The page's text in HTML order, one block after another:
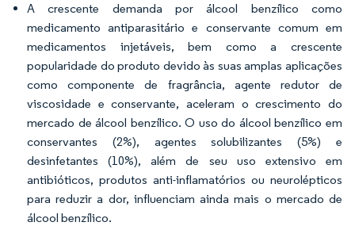
A crescente demanda por álcool benzílico como
medicamento antiparasitário e conservante comum em
medicamentos injetáveis, bem como a crescente
popularidade do produto devido às suas amplas aplicações
como componente de fragrância, agente redutor de
viscosidade e conservante, aceleram o crescimento do
mercado de álcool benzílico. O uso do álcool benzílico em
conservantes (2%), agentes solubilizantes (5%) e
desinfetantes (10%), além de seu uso extensivo em
antibióticos, produtos anti-inflamatórios ou neurolépticos
para reduzir a dor, influenciam ainda mais o mercado de
álcool benzílico.